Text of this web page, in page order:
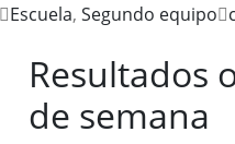
Escuela, Segundo equipo
Resultados
de semana